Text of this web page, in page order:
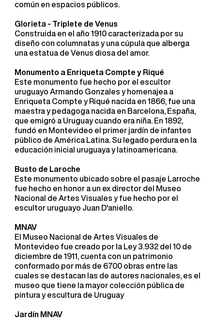
común en espacios públicos.
Glorieta - Triplete de Venus
Construida en el año 1910 caracterizada por su
diseño con columnatas y una cúpula que alberga
una estatua de Venus diosa del amor.
Monumento a Enriqueta Compte y Riqué
Este monumento fue hecho por el escultor
uruguayo Armando Gonzales y homenajea a
Enriqueta Compte y Riqué nacida en 1866, fue una
maestra y pedagoga nacida en Barcelona, España,
que emigró a Uruguay cuando era niña. En 1892,
fundó en Montevideo el primer jardín de infantes
público de América Latina. Su legado perdura en la
educación inicial uruguaya y latinoamericana.
Busto de Laroche
Este monumento ubicado sobre el pasaje Larroche
fue hecho en honor a un ex director del Museo
Nacional de Artes Visuales y fue hecho por el
escultor uruguayo Juan D'aniello.
MNAV
El Museo Nacional de Artes Visuales de
Montevideo fue creado por la Ley 3.932 del 10 de
diciembre de 1911, cuenta con un patrimonio
conformado por más de 6700 obras entre las
cuales se destacan las de autores nacionales, es el
museo que tiene la mayor colección pública de
pintura y escultura de Uruguay
Jardín MNAV